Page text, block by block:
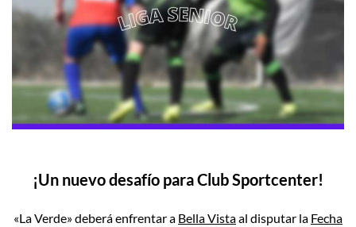
¡Un nuevo desafío para Club Sportcenter!
«La Verde» deberá enfrentar a Bella Vistaal disputar la Fecha